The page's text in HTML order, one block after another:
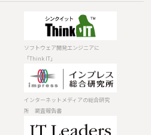
ソフトウェア開発エンジニアに
「Think IT」
インターネットメディアの総合研究
所 調査報告書